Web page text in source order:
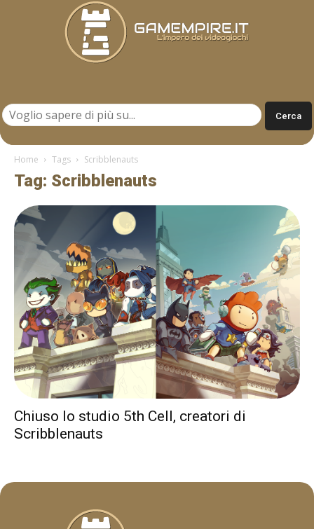
Home Tags Scribblenauts
Tag: Scribblenauts
Chiuso lo studio 5th Cell, creatori di
Scribblenauts